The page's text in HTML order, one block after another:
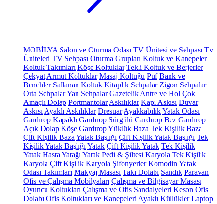
MOBİLYA Salon ve Oturma Odası TV Ünitesi ve Sehpası Tv
Üniteleri TV Sehpası Oturma Grupları Koltuk ve Kanepeler
Koltuk Takımları Köşe Koltuklar Tekli Koltuk ve Berjerler
Çekyat Armut Koltuklar Masaj Koltuğu Puf Bank ve
Benchler Sallanan Koltuk Kitaplık Sehpalar Zigon Sehpalar
Orta SehpalarYan Sehpalar Gazetelik Antre ve Hol Çok
Amaçlı Dolap Portmantolar Askılıklar Kapı Askısı Duvar
Askısı Ayaklı Askılıklar Dresuar AyakkabılıkYatak Odası
Gardırop Kapaklı Gardırop Sürgülü Gardırop Bez Gardırop
Açık Dolap Köşe GardıropYüklük Baza Tek Kişilik Baza
Çift Kişilik Baza Yatak Başlığı Çift Kişilik Yatak Başlığı Tek
Kişilik Yatak Başlığı Yatak Çift Kişilik Yatak Tek Kişilik
Yatak Hasta Yatağı Yatak Pedi & Şiltesi Karyola Tek Kişilik
Karyola Çift Kişilik Karyola Şifonyerler Komodin Yatak
Odası Takımları Makyaj Masası Takı Dolabı Sandık Paravan
Ofis ve Çalışma Mobilyaları Çalışma ve Bilgisayar Masası
Oyuncu Koltukları Çalışma ve Ofis Sandalyeleri Keson Ofis
Dolabı Ofis Koltukları ve Kanepeleri Ayaklı Küllükler Laptop